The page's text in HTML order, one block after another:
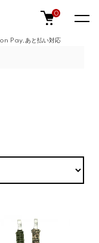
Pay,あと払い対応
0